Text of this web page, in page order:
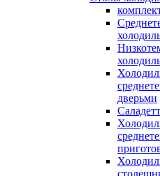
дверьми